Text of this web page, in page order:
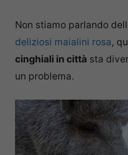
Non stiamo parlando
deliziosi maialini rosa,
cinghiali in città sta
un problema.